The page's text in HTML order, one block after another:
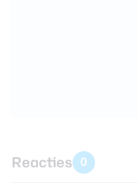
Reacties 0